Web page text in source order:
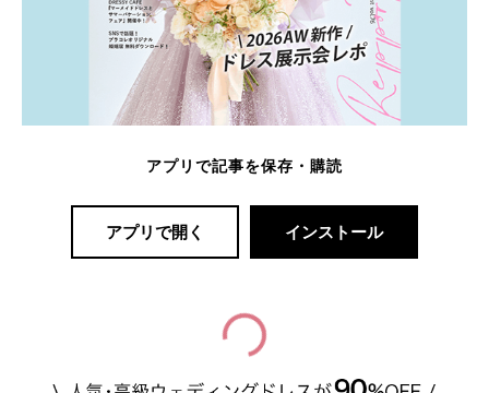
アプリで記事を保存・購読
アプリで開く インストール